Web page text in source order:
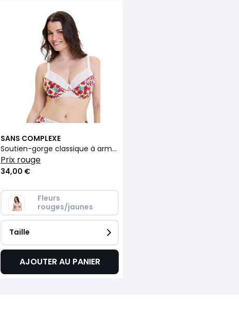
SANS COMPLEXE
Soutien-gorge classique à armatures CELIA
prix rouge
34,00 €
Fleurs
rouges/jaunes
Taille
AJOUTER AU PANIER